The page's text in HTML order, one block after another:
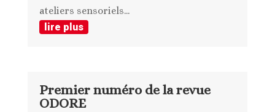
ateliers sensoriels...
lire plus
Premier numéro de la revue
ODORE